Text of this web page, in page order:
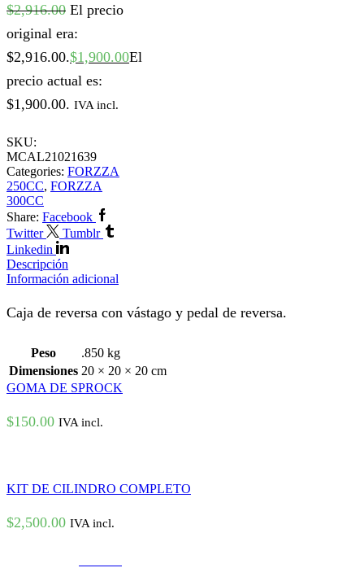
$2,916.00 El precio
original era:
$2,916.00.$1,900.00El
precio actual es:
$1,900.00. IVA incl.
SKU:
MCAL21021639
Categories: FORZZA
250CC, FORZZA
300CC
Share: Facebook
Twitter
Tumblr
Linkedin
Descripción
Información adicional
Caja de reversa con vástago y pedal de reversa.
Peso
.850 kg
Dimensiones 20 × 20 × 20 cm
GOMA DE SPROCK
$150.00 IVA incl.
KIT DE CILINDRO COMPLETO
$2,500.00 IVA incl.